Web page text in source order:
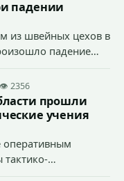
падении
из швейных цехов в
падение
👁 2356
прошли
учения
оперативным